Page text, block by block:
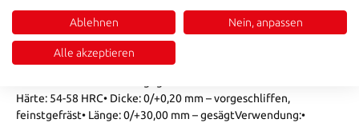
Produktnummer:208302010
Beschreibung
Härte: 54-58 HRC• Dicke: 0/+0,20 mm – vorgeschliffen,
feinstgefräst• Länge: 0/+30,00 mm – gesägtVerwendung:•
Ablehnen Nein, anpassen
Alle akzeptieren